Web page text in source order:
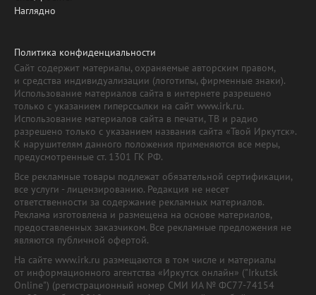
Наглядно
Политика конфиденциальности
Сайт содержит материалы, охраняемые авторским правом,
и средства индивидуализации (логотипы, фирменные знаки).
Использование материалов сайта в интернете разрешено
только с указанием гиперссылки на сайт www.irk.ru.
Использование материалов сайта в печати, ТВ и радио
разрешено только с указанием названия сайта «Твой Иркутск».
К нарушителям данного положения применяются все меры,
предусмотренные ст. 1301 ГК РФ.
Все рекламные товары подлежат обязательной сертификации,
все услуги - лицензированию. Редакция не несет
ответственности за содержание рекламных материалов.
Реклама изготовлена и размещена на основе материалов,
предоставленных заказчиком. Все рекламные предложения не
являются публичной офертой.
На сайте www.irk.ru размещаются в том числе и материалы
от информационного агентства «Иркутск онлайн» ("Irkutsk
Online") (регистрационный номер СМИ ИА № ФС77-74154